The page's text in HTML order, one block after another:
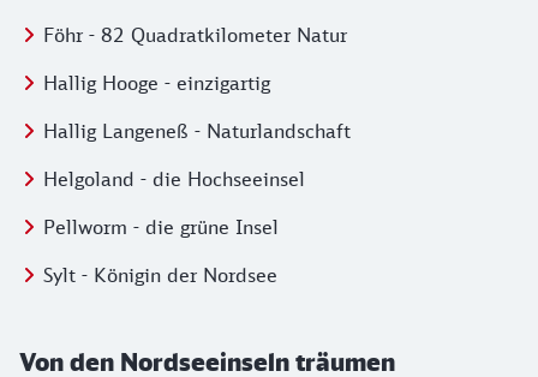
Föhr - 82 Quadratkilometer Natur
Hallig Hooge - einzigartig
Hallig Langeneß - Naturlandschaft
Helgoland - die Hochseeinsel
Pellworm - die grüne Insel
Sylt - Königin der Nordsee
Von den Nordseeinseln träumen